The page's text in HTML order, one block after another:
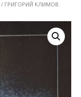
/ ГРИГОРИЙ КЛИМОВ.